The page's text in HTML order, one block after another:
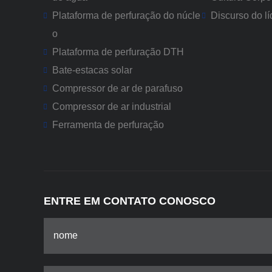
Plataforma de perfuração do núcle
o
Plataforma de perfuração DTH
Bate-estacas solar
Compressor de ar de parafuso
Compressor de ar industrial
Ferramenta de perfuração
Discurso do
ENTRE EM CONTATO CONOSCO